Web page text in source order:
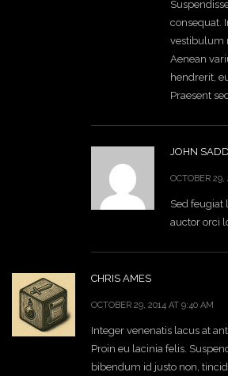
consequat.
vestibulum
Aenean
hendrerit,
Praesent
JOHN
OCTOBER 29,
Sed feugiat
auctor orci
CHRIS AMES
OCTOBER 29, 2014 AT 9:40 AM
Integer venenatis lacus at
Proin eu lacinia felis.
bibendum id justo non,